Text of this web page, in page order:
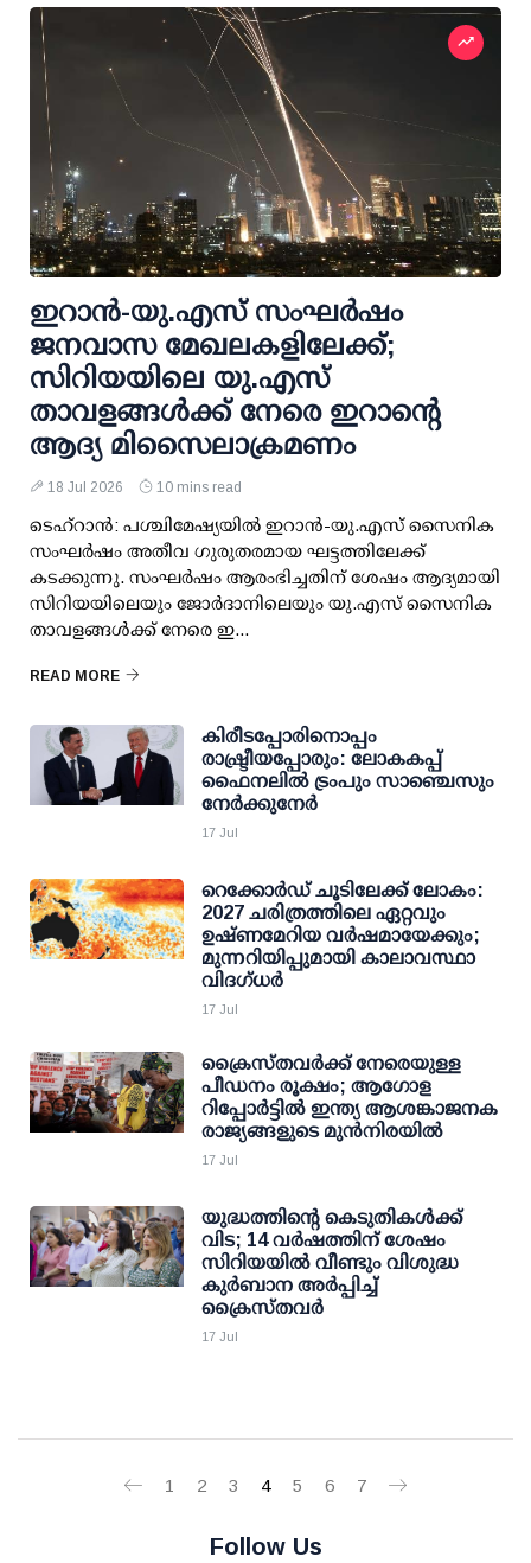
ഇറാന്‍-യു.എസ് സംഘര്‍ഷം
ജനവാസ മേഖലകളിലേക്ക്;
സിറിയയിലെ യു.എസ്
താവളങ്ങള്‍ക്ക് നേരെ ഇറാന്റെ
ആദ്യ മിസൈലാക്രമണം
18 Jul 2026 10 mins read
ടെഹ്‌റാന്‍: പശ്ചിമേഷ്യയില്‍ ഇറാന്‍-യു.എസ് സൈനിക
സംഘര്‍ഷം അതീവ ഗുരുതരമായ ഘട്ടത്തിലേക്ക്
കടക്കുന്നു. സംഘര്‍ഷം ആരംഭിച്ചതിന് ശേഷം ആദ്യമായി
സിറിയയിലെയും ജോര്‍ദാനിലെയും യു.എസ് സൈനിക
താവളങ്ങള്‍ക്ക് നേരെ ഇ...
READ MORE
കിരീടപ്പോരിനൊപ്പം
രാഷ്ട്രീയപ്പോരും: ലോകകപ്പ്
ഫൈനലില്‍ ട്രംപും സാഞ്ചെസും
നേര്‍ക്കുനേര്‍
17 Jul
റെക്കോർഡ് ചൂടിലേക്ക് ലോകം:
2027 ചരിത്രത്തിലെ ഏറ്റവും
ഉഷ്ണമേറിയ വർഷമായേക്കും;
മുന്നറിയിപ്പുമായി കാലാവസ്ഥാ
വിദഗ്ധർ
17 Jul
ക്രൈസ്തവർക്ക് നേരെയുള്ള
പീഡനം രൂക്ഷം; ആഗോള
റിപ്പോർട്ടിൽ ഇന്ത്യ ആശങ്കാജനക
രാജ്യങ്ങളുടെ മുൻനിരയിൽ
17 Jul
യുദ്ധത്തിന്റെ കെടുതികൾക്ക്
വിട; 14 വർഷത്തിന് ശേഷം
സിറിയയിൽ വീണ്ടും വിശുദ്ധ
കുർബാന അർപ്പിച്ച്
ക്രൈസ്തവർ
17 Jul
1 2 3 4 5 6 7
Follow Us